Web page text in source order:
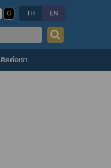
C TH EN
ติดต่อเรา